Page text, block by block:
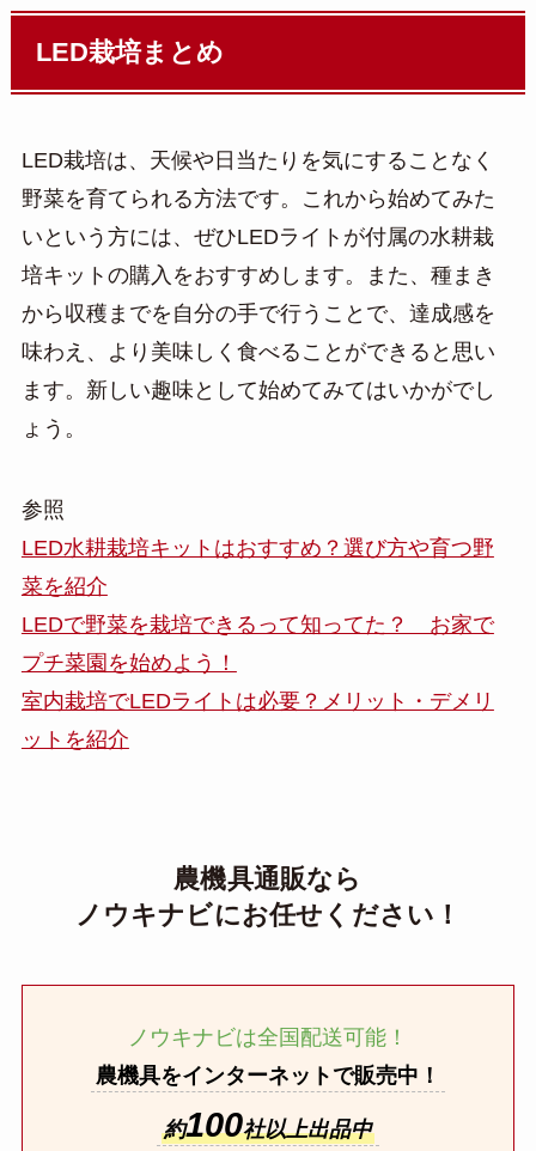
LED栽培まとめ
LED栽培は、天候や日当たりを気にすることなく
野菜を育てられる方法です。これから始めてみた
いという方には、ぜひLEDライトが付属の水耕栽
培キットの購入をおすすめします。また、種まき
から収穫までを自分の手で行うことで、達成感を
味わえ、より美味しく食べることができると思い
ます。新しい趣味として始めてみてはいかがでし
ょう。
参照
LED水耕栽培キットはおすすめ？選び方や育つ野
菜を紹介
LEDで野菜を栽培できるって知ってた？ お家で
プチ菜園を始めよう！
室内栽培でLEDライトは必要？メリット・デメリ
ットを紹介
農機具通販なら
ノウキナビにお任せください！
ノウキナビは全国配送可能！
農機具をインターネットで販売中！
約100社以上出品中